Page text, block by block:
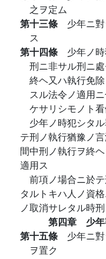
之ヲ定ム
第十三條 少年ニ
ス
第十四條 少年ノ
刑ニ非サル刑ニ
終ヘ又ハ執行免
スル法令ノ適用
ケサリシモノト
少年ノ時犯シタ
テ刑ノ執行猶豫ノ
間中刑ノ執行ヲ終
適用ス
前項ノ場合ニ於
タルトキハ人ノ資
ノ取消サレタル時
第四章 少年
第十五條 少年ニ
ヲ置ク